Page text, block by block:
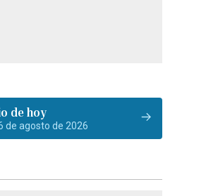
de hoy
de agosto de 2026